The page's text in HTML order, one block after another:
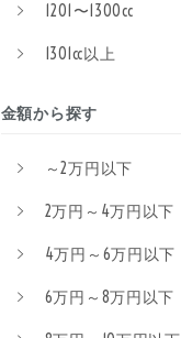
1201〜1300cc
1301cc以上
金額から探す
～2万円以下
2万円～4万円以下
4万円～6万円以下
6万円～8万円以下